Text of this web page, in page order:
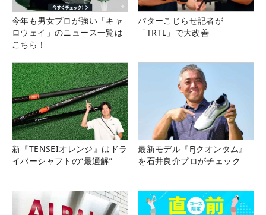
今年も男女プロが強い「キャ
ロウェイ」のニュース一覧は
こちら！
パターこじらせ記者が
「TRTL」で大改善
新『TENSEIオレンジ』はドラ
イバーシャフトの“最適解”
最新モデル『FJクオンタム』
を石井良介プロがチェック